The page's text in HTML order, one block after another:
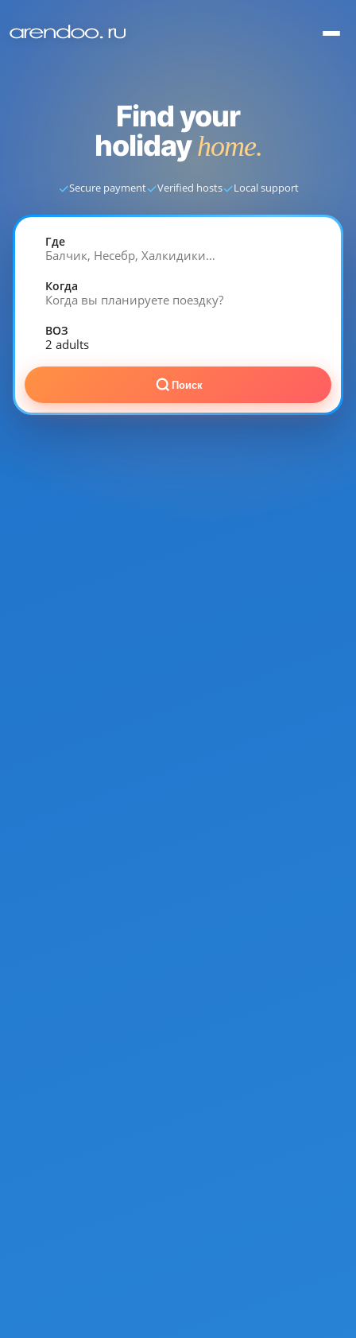
Find your
holidayhome.
✓Secure payment✓Verified hosts✓Local support
Где
Балчик, Несебр, Халкидики…
Когда
Когда вы планируете поездку?
ВОЗ
2 adults
Поиск